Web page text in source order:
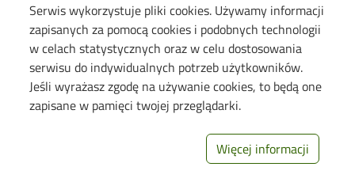
Serwis wykorzystuje pliki cookies. Używamy informacji
zapisanych za pomocą cookies i podobnych technologii
w celach statystycznych oraz w celu dostosowania
serwisu do indywidualnych potrzeb użytkowników.
Jeśli wyrażasz zgodę na używanie cookies, to będą one
zapisane w pamięci twojej przeglądarki.
Więcej informacji
Research
Information for
Candidates